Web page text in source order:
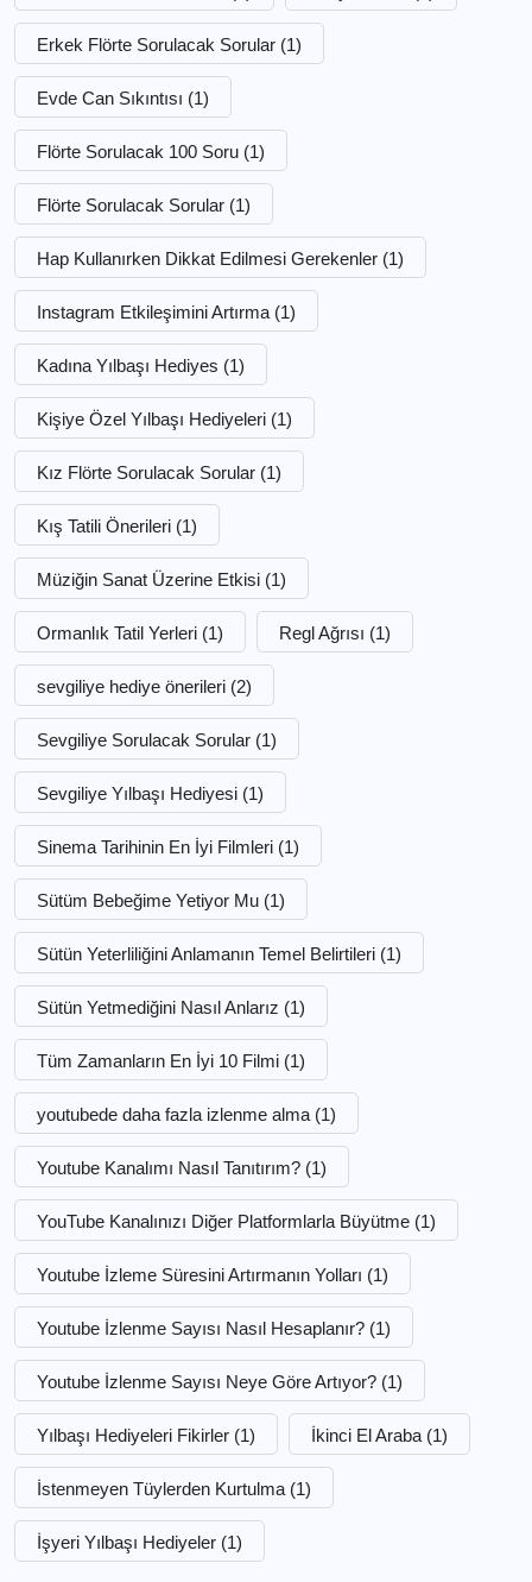
Erkek Flörte Sorulacak Sorular (1)
Evde Can Sıkıntısı (1)
Flörte Sorulacak 100 Soru (1)
Flörte Sorulacak Sorular (1)
Hap Kullanırken Dikkat Edilmesi Gerekenler (1)
Instagram Etkileşimini Artırma (1)
Kadına Yılbaşı Hediyes (1)
Kişiye Özel Yılbaşı Hediyeleri (1)
Kız Flörte Sorulacak Sorular (1)
Kış Tatili Önerileri (1)
Müziğin Sanat Üzerine Etkisi (1)
Ormanlık Tatil Yerleri (1) Regl Ağrısı (1)
sevgiliye hediye önerileri (2)
Sevgiliye Sorulacak Sorular (1)
Sevgiliye Yılbaşı Hediyesi (1)
Sinema Tarihinin En İyi Filmleri (1)
Sütüm Bebeğime Yetiyor Mu (1)
Sütün Yeterliliğini Anlamanın Temel Belirtileri (1)
Sütün Yetmediğini Nasıl Anlarız (1)
Tüm Zamanların En İyi 10 Filmi (1)
youtubede daha fazla izlenme alma (1)
Youtube Kanalımı Nasıl Tanıtırım? (1)
YouTube Kanalınızı Diğer Platformlarla Büyütme (1)
Youtube İzleme Süresini Artırmanın Yolları (1)
Youtube İzlenme Sayısı Nasıl Hesaplanır? (1)
Youtube İzlenme Sayısı Neye Göre Artıyor? (1)
Yılbaşı Hediyeleri Fikirler (1) İkinci El Araba (1)
İstenmeyen Tüylerden Kurtulma (1)
İşyeri Yılbaşı Hediyeler (1)